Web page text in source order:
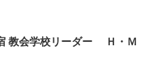
教会学校リーダー Ｈ・Ｍ